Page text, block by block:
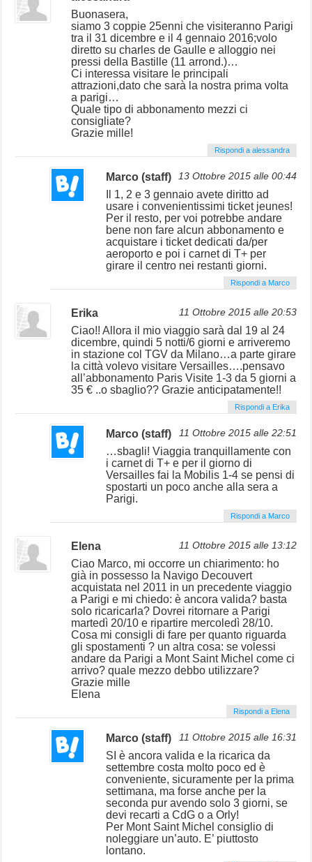
Buonasera,
siamo 3 coppie 25enni che visiteranno Parigi
tra il 31 dicembre e il 4 gennaio 2016;volo
diretto su charles de Gaulle e alloggio nei
pressi della Bastille (11 arrond.)…
Ci interessa visitare le principali
attrazioni,dato che sarà la nostra prima volta
a parigi…
Quale tipo di abbonamento mezzi ci
consigliate?
Grazie mille!
Rispondi a alessandra
Marco (staff) 13 Ottobre 2015 alle 00:44
Il 1, 2 e 3 gennaio avete diritto ad
usare i convenientissimi ticket jeunes!
Per il resto, per voi potrebbe andare
bene non fare alcun abbonamento e
acquistare i ticket dedicati da/per
aeroporto e poi i carnet di T+ per
girare il centro nei restanti giorni.
Rispondi a Marco
Erika 11 Ottobre 2015 alle 20:53
Ciao!! Allora il mio viaggio sarà dal 19 al 24
dicembre, quindi 5 notti/6 giorni e arriveremo
in stazione col TGV da Milano…a parte girare
la città volevo visitare Versailles….pensavo
all’abbonamento Paris Visite 1-3 da 5 giorni a
35 € ..o sbaglio?? Grazie anticipatamente!!
Rispondi a Erika
Marco (staff) 11 Ottobre 2015 alle 22:51
…sbagli! Viaggia tranquillamente con
i carnet di T+ e per il giorno di
Versailles fai la Mobilis 1-4 se pensi di
spostarti un poco anche alla sera a
Parigi.
Rispondi a Marco
Elena 11 Ottobre 2015 alle 13:12
Ciao Marco, mi occorre un chiarimento: ho
già in possesso la Navigo Decouvert
acquistata nel 2011 in un precedente viaggio
a Parigi e mi chiedo: è ancora valida? basta
solo ricaricarla? Dovrei ritornare a Parigi
martedì 20/10 e ripartire mercoledì 28/10.
Cosa mi consigli di fare per quanto riguarda
gli spostamenti ? un altra cosa: se volessi
andare da Parigi a Mont Saint Michel come ci
arrivo? quale mezzo debbo utilizzare?
Grazie mille
Elena
Rispondi a Elena
Marco (staff) 11 Ottobre 2015 alle 16:31
SI è ancora valida e la ricarica da
settembre costa molto poco ed è
conveniente, sicuramente per la prima
settimana, ma forse anche per la
seconda pur avendo solo 3 giorni, se
devi recarti a CdG o a Orly!
Per Mont Saint Michel consiglio di
noleggiare un’auto. E’ piuttosto
lontano.